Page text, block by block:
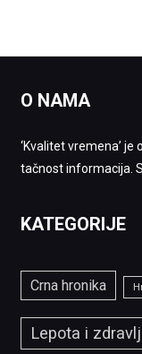
O NAMA
‘Kvalitet vremena’
tačnost informacija.
KATEGORIJE
Crna hronika
Lepota i